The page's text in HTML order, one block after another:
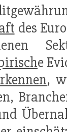
des
e
,